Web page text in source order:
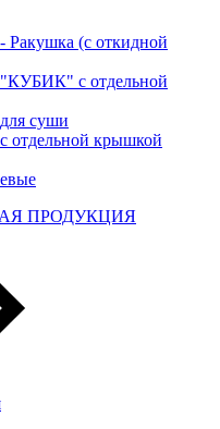
Ракушка (с откидной
с отдельной
суши
отдельной крышкой
ПРОДУКЦИЯ